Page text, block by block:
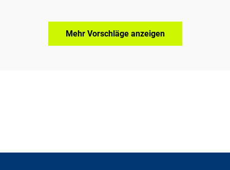
Mehr Vorschläge anzeigen